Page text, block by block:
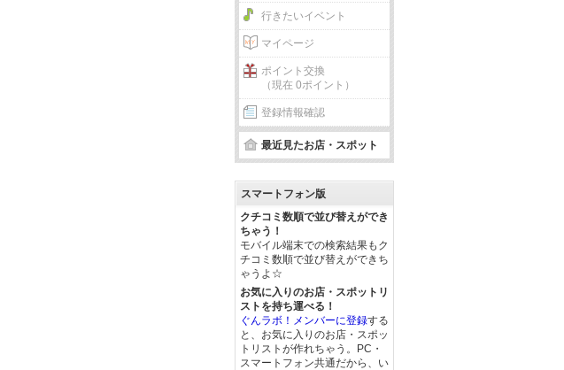
行きたいイベント
マイページ
ポイント交換
（現在 0ポイント）
登録情報確認
最近見たお店・スポット
スマートフォン版
クチコミ数順で並び替えができ
ちゃう！
モバイル端末での検索結果もク
チコミ数順で並び替えができち
ゃうよ☆
お気に入りのお店・スポットリ
ストを持ち運べる！
ぐんラボ！メンバーに登録する
と、お気に入りのお店・スポッ
トリストが作れちゃう。PC・
スマートフォン共通だから、い